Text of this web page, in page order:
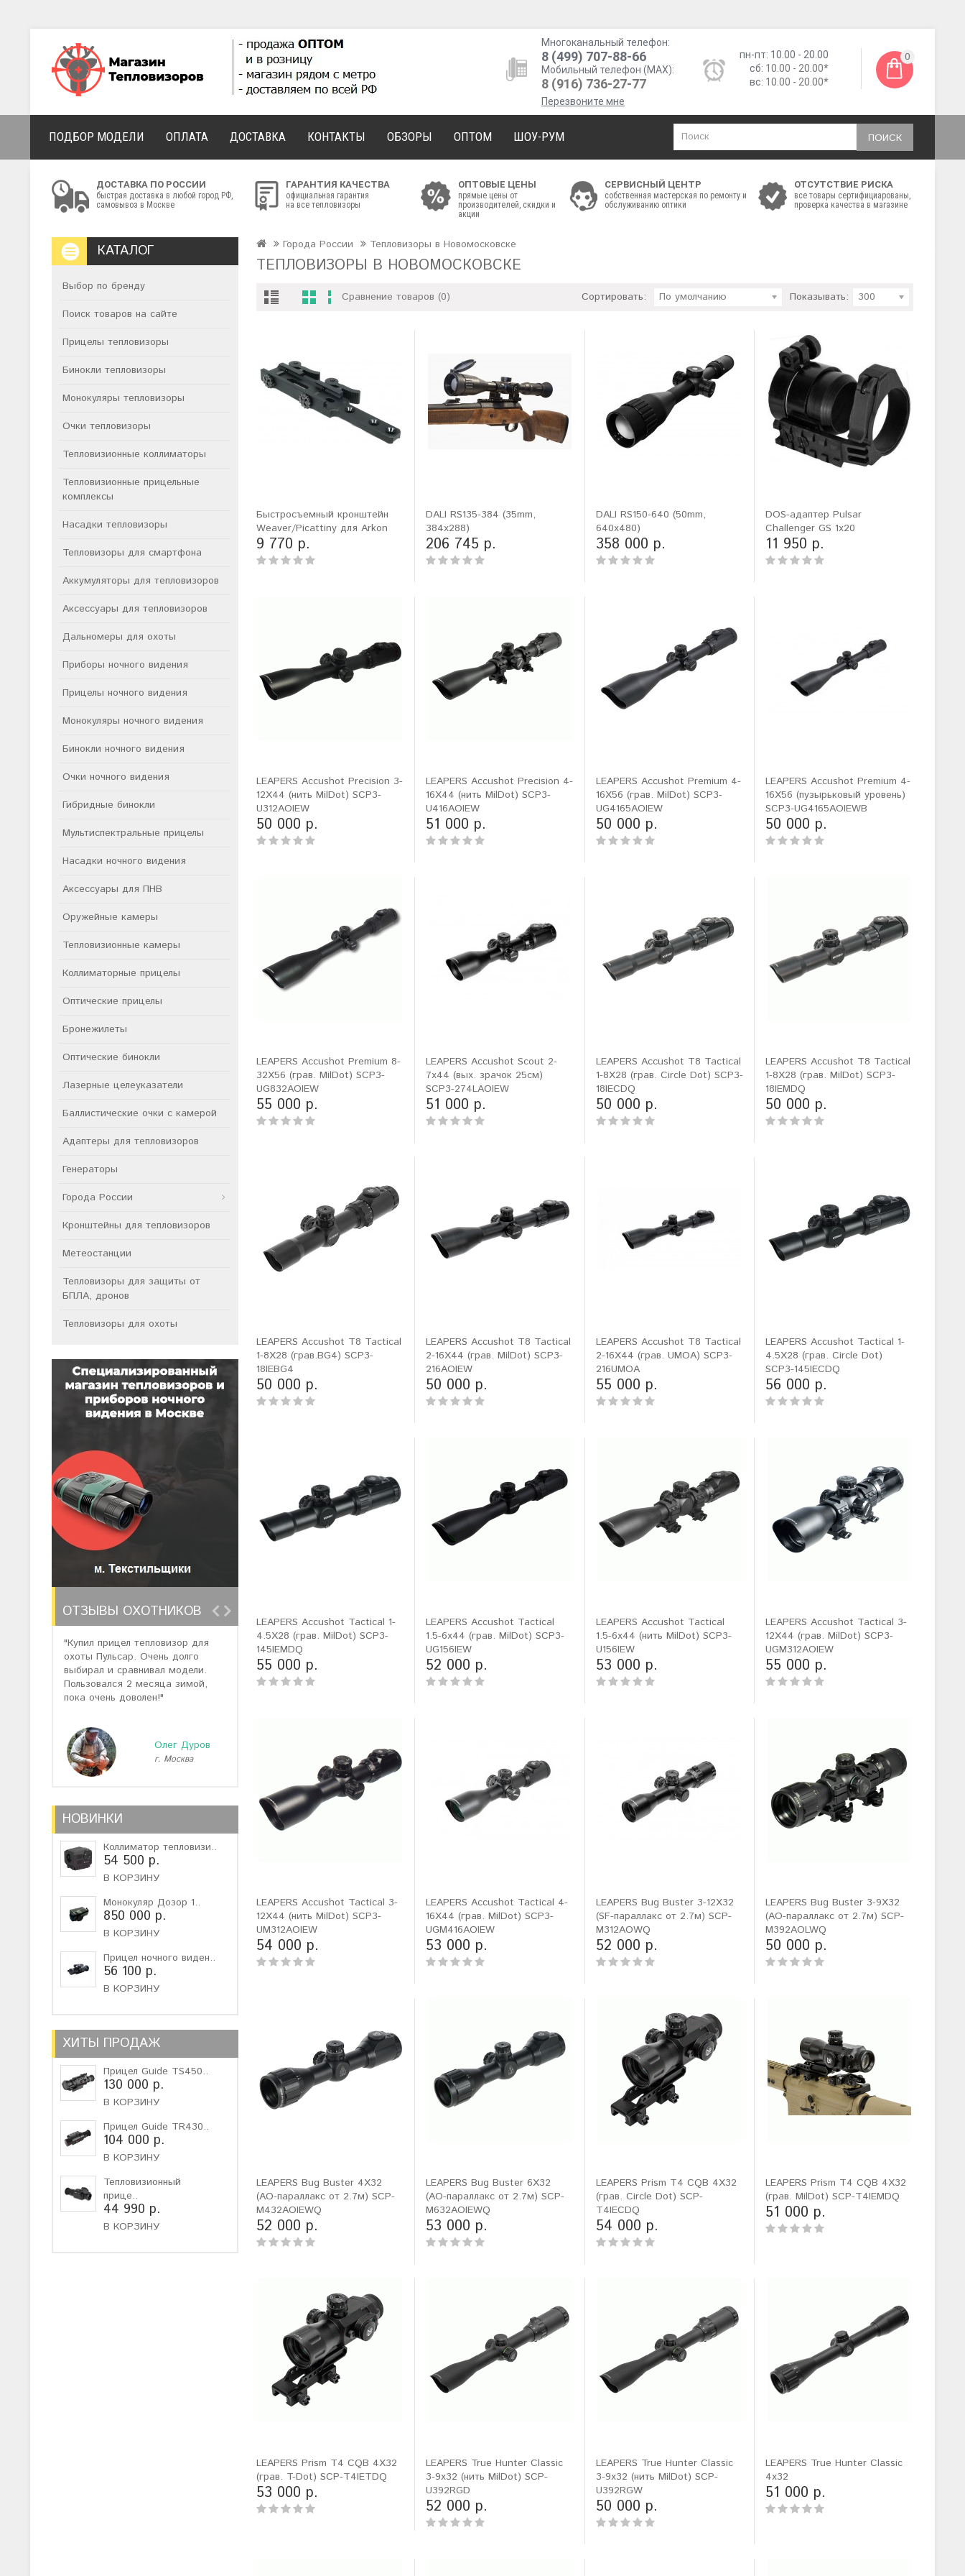
Многоканальный телефон:
8 (499) 707-88-66
Мобильный телефон (MAX):
8 (916) 736-27-77
Перезвоните мне
пн-пт: 10.00 - 20.00
сб: 10.00 - 20.00*
вс: 10.00 - 20.00*
0
ПОИСК
ПОДБОР МОДЕЛИ ОПЛАТА ДОСТАВКА КОНТАКТЫ ОБЗОРЫ ОПТОМ ШОУ-РУМ
ДОСТАВКА ПО РОССИИ
быстрая доставка в любой город РФ,
самовывоз в Москве
ГАРАНТИЯ КАЧЕСТВА
официальная гарантия
на все тепловизоры
ОПТОВЫЕ ЦЕНЫ
прямые цены от
производителей, скидки и
акции
СЕРВИСНЫЙ ЦЕНТР
собственная мастерская по ремонту и
обслуживанию оптики
ОТСУТСТВИЕ РИСКА
все товары сертифициарованы,
проверка качества в магазине
КАТАЛОГ
Выбор по бренду
Поиск товаров на сайте
Прицелы тепловизоры
Бинокли тепловизоры
Монокуляры тепловизоры
Очки тепловизоры
Тепловизионные коллиматоры
Тепловизионные прицельные
комплексы
Насадки тепловизоры
Тепловизоры для смартфона
Аккумуляторы для тепловизоров
Аксессуары для тепловизоров
Дальномеры для охоты
Приборы ночного видения
Прицелы ночного видения
Монокуляры ночного видения
Бинокли ночного видения
Очки ночного видения
Гибридные бинокли
Мультиспектральные прицелы
Насадки ночного видения
Аксессуары для ПНВ
Оружейные камеры
Тепловизионные камеры
Коллиматорные прицелы
Оптические прицелы
Бронежилеты
Оптические бинокли
Лазерные целеуказатели
Баллистические очки с камерой
Адаптеры для тепловизоров
Генераторы
Города России
Кронштейны для тепловизоров
Метеостанции
Тепловизоры для защиты от
БПЛА, дронов
Тепловизоры для охоты
ОТЗЫВЫ ОХОТНИКОВ
"Купил прицел тепловизор для
охоты Пульсар. Очень долго
выбирал и сравнивал модели.
Пользовался 2 месяца зимой,
пока очень доволен!"
Олег Дуров
г. Москва
"Отзывов о тепловизорах Atak не
много, но спасибо консультантам,
помогли подобрать отличную и
не дорогую модель. Взял
Виктор Жунов
г. Санкт-Петербург
"Искал универсальный
тепловизор для охоты днем и
ночью. Спасибо Семену за
грамотную консультацию. Очень
г. Екатеринбург
НОВИНКИ
Коллиматор тепловизи..
54 500 р.
В КОРЗИНУ
Монокуляр Дозор 1..
850 000 р.
В КОРЗИНУ
Прицел ночного виден..
56 100 р.
В КОРЗИНУ
ХИТЫ ПРОДАЖ
Прицел Guide TS450..
130 000 р.
В КОРЗИНУ
Прицел Guide TR430..
104 000 р.
В КОРЗИНУ
Тепловизионный
прице..
44 990 р.
В КОРЗИНУ
Города России Тепловизоры в Новомосковске
ТЕПЛОВИЗОРЫ В НОВОМОСКОВСКЕ
Сравнение товаров (0) Сортировать: По умолчанию Показывать: 300
Быстросъемный кронштейн
Weaver/Picattiny для Arkon
9 770 р.
DALI RS135-384 (35mm,
384x288)
206 745 р.
DALI RS150-640 (50mm,
640x480)
358 000 р.
DOS-адаптер Pulsar
Challenger GS 1x20
11 950 р.
LEAPERS Accushot Precision 3-
12X44 (нить MilDot) SCP3-
U312AOIEW
50 000 р.
LEAPERS Accushot Precision 4-
16X44 (нить MilDot) SCP3-
U416AOIEW
51 000 р.
LEAPERS Accushot Premium 4-
16X56 (грав. MilDot) SCP3-
UG4165AOIEW
50 000 р.
LEAPERS Accushot Premium 4-
16X56 (пузырьковый уровень)
SCP3-UG4165AOIEWB
50 000 р.
LEAPERS Accushot Premium 8-
32X56 (грав. MilDot) SCP3-
UG832AOIEW
55 000 р.
LEAPERS Accushot Scout 2-
7x44 (вых. зрачок 25см)
SCP3-274LAOIEW
51 000 р.
LEAPERS Accushot T8 Tactical
1-8X28 (грав. Circle Dot) SCP3-
18IECDQ
50 000 р.
LEAPERS Accushot T8 Tactical
1-8X28 (грав. MilDot) SCP3-
18IEMDQ
50 000 р.
LEAPERS Accushot T8 Tactical
1-8X28 (грав.BG4) SCP3-
18IEBG4
50 000 р.
LEAPERS Accushot T8 Tactical
2-16X44 (грав. MilDot) SCP3-
216AOIEW
50 000 р.
LEAPERS Accushot T8 Tactical
2-16X44 (грав. UMOA) SCP3-
216UMOA
55 000 р.
LEAPERS Accushot Tactical 1-
4.5X28 (грав. Circle Dot)
SCP3-145IECDQ
56 000 р.
LEAPERS Accushot Tactical 1-
4.5X28 (грав. MilDot) SCP3-
145IEMDQ
55 000 р.
LEAPERS Accushot Tactical
1.5-6x44 (грав. MilDot) SCP3-
UG156IEW
52 000 р.
LEAPERS Accushot Tactical
1.5-6x44 (нить MilDot) SCP3-
U156IEW
53 000 р.
LEAPERS Accushot Tactical 3-
12X44 (грав. MilDot) SCP3-
UGM312AOIEW
55 000 р.
LEAPERS Accushot Tactical 3-
12X44 (нить MilDot) SCP3-
UM312AOIEW
54 000 р.
LEAPERS Accushot Tactical 4-
16X44 (грав. MilDot) SCP3-
UGM416AOIEW
53 000 р.
LEAPERS Bug Buster 3-12X32
(SF-параллакс от 2.7м) SCP-
M312AOWQ
52 000 р.
LEAPERS Bug Buster 3-9X32
(AO-параллакс от 2.7м) SCP-
M392AOLWQ
50 000 р.
LEAPERS Bug Buster 4X32
(AO-параллакс от 2.7м) SCP-
M432AOIEWQ
52 000 р.
LEAPERS Bug Buster 6X32
(AO-параллакс от 2.7м) SCP-
M632AOIEWQ
53 000 р.
LEAPERS Prism T4 CQB 4X32
(грав. Circle Dot) SCP-
T4IECDQ
54 000 р.
LEAPERS Prism T4 CQB 4X32
(грав. MilDot) SCP-T4IEMDQ
51 000 р.
LEAPERS Prism T4 CQB 4X32
(грав. T-Dot) SCP-T4IETDQ
53 000 р.
LEAPERS True Hunter Classic
3-9x32 (нить MilDot) SCP-
U392RGD
52 000 р.
LEAPERS True Hunter Classic
3-9x32 (нить MilDot) SCP-
U392RGW
50 000 р.
LEAPERS True Hunter Classic
4x32
51 000 р.